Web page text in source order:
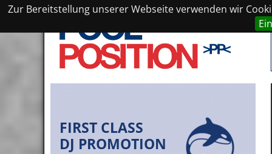
Zur Bereitstellung unserer Webseite verwenden wir
FIRST CLASS
DJ PROMOTION